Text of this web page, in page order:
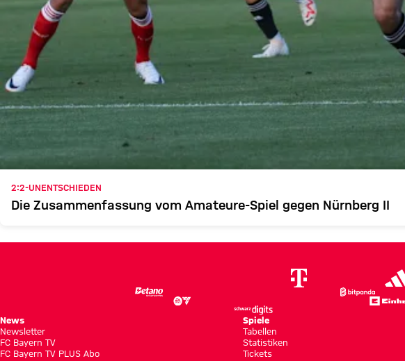
2:2-UNENTSCHIEDEN
Die Zusammenfassung vom Amateure-Spiel gegen Nürnberg II
News
Newsletter
FC Bayern TV
FC Bayern TV PLUS Abo
Spiele
Tabellen
Statistiken
Tickets